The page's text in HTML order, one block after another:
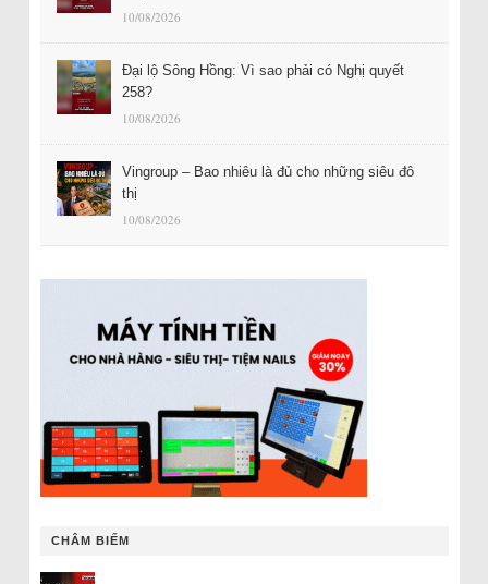
10/08/2026
Đại lộ Sông Hồng: Vì sao phải có Nghị quyết
258?
10/08/2026
Vingroup – Bao nhiêu là đủ cho những siêu đô
thị
10/08/2026
CHÂM BIẾM